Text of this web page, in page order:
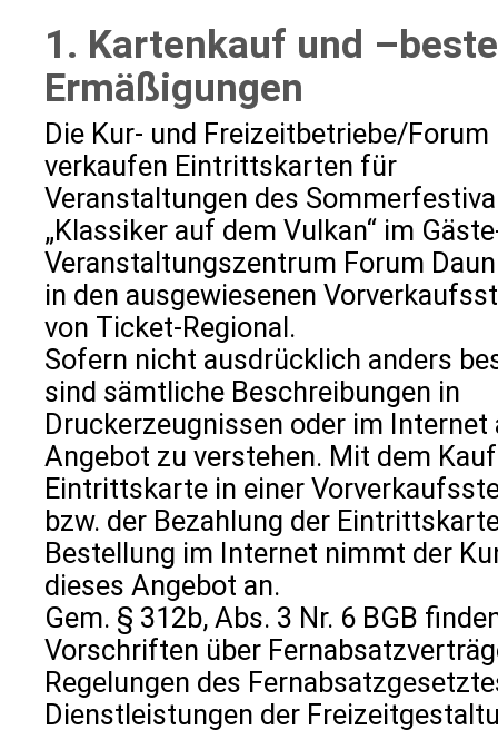
1. Kartenkauf und
Ermäßigungen
Die Kur- und Freizeitbetriebe/Forum
verkaufen Eintrittskarten für
Veranstaltungen des
„Klassiker auf dem Vulkan“ im
Veranstaltungszentrum Forum
in den ausgewiesenen
von Ticket-Regional.
Sofern nicht ausdrücklich anders
sind sämtliche Beschreibungen in
Druckerzeugnissen oder im Internet
Angebot zu verstehen. Mit dem
Eintrittskarte in einer
bzw. der Bezahlung der
Bestellung im Internet nimmt der
dieses Angebot an.
Gem. § 312b, Abs. 3 Nr. 6 BGB
Vorschriften über
Regelungen des
Dienstleistungen der